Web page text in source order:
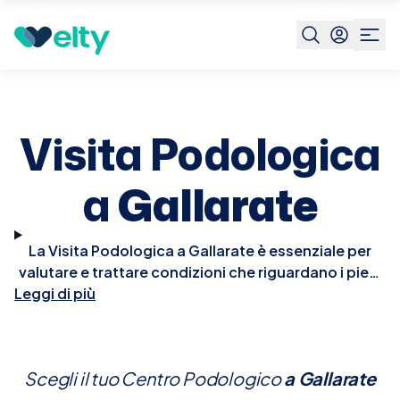
Prenota visita Gallarate
Visita Podologica
aGallarate
La Visita Podologica a Gallarate è essenziale per
valutare e trattare condizioni che riguardano i piedi
e le strutture correlate. Durante la visita, il podologo
biomeccaniche che possono influenzare la
Leggi di più
Scegli il tuo Centro Podologicoa Gallarate